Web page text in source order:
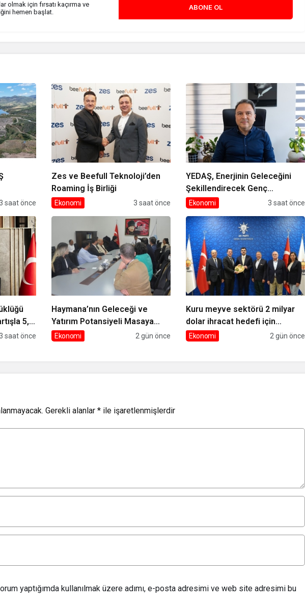
olmak için fırsatı kaçırma ve
hemen başlat.
ABONE OL
saat önce
Zes ve Beefull Teknoloji’den
Roaming İş Birliği
Ekonomi 3 saat önce
YEDAŞ, Enerjinin Geleceğini
Şekillendirecek Genç
Yetenekleri Arıyor
Ekonomi 3 saat önce
5,8
saat önce
Haymana’nın Geleceği ve
Yatırım Potansiyeli Masaya
Yatırıldı
Ekonomi 2 gün önce
Kuru meyve sektörü 2 milyar
dolar ihracat hedefi için
Ankara’dan destek istedi
Ekonomi 2 gün önce
Gerekli alanlar * ile işaretlenmişlerdir
yaptığımda kullanılmak üzere adımı, e-posta adresimi ve web site adresimi bu